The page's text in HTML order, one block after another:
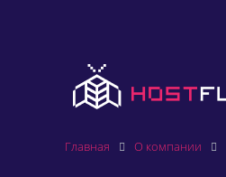
Главная О компании